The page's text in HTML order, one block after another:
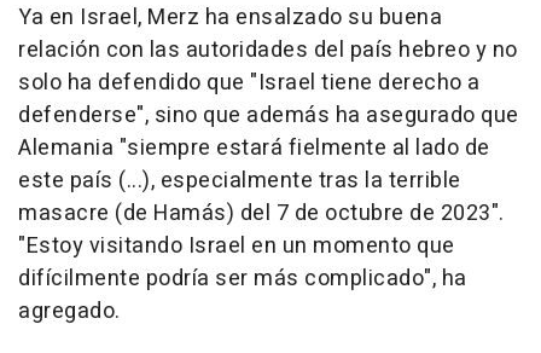
Ya en Israel, Merz ha ensalzado su buena
relación con las autoridades del país hebreo y no
solo ha defendido que "Israel tiene derecho a
defenderse", sino que además ha asegurado que
Alemania "siempre estará fielmente al lado de
este país (...), especialmente tras la terrible
masacre (de Hamás) del 7 de octubre de 2023".
"Estoy visitando Israel en un momento que
difícilmente podría ser más complicado", ha
agregado.